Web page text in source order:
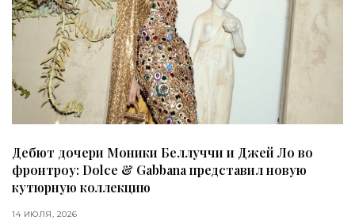
Дебют дочери Моники Беллуччи и Джей Ло во
фронтроу: Dolce & Gabbana представил новую
кутюрную коллекцию
14 ИЮЛЯ, 2026